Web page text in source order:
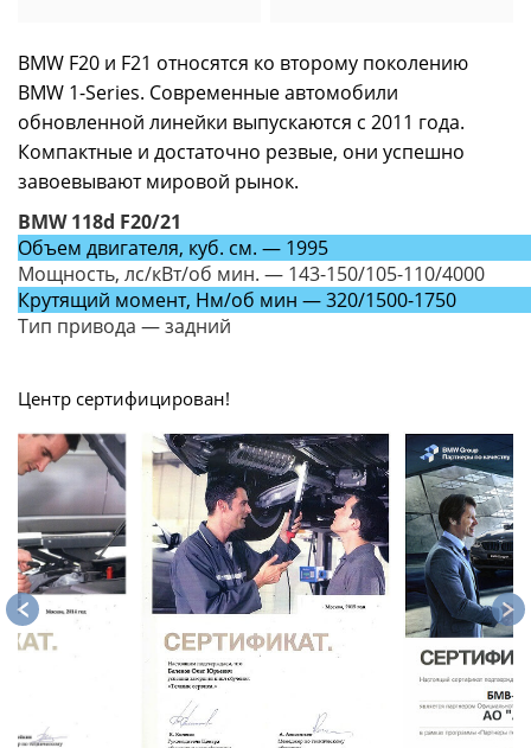
BMW F20 и F21 относятся ко второму поколению
BMW 1-Series. Современные автомобили
обновленной линейки выпускаются с 2011 года.
Компактные и достаточно резвые, они успешно
завоевывают мировой рынок.
BMW 118d F20/21
Объем двигателя, куб. см. — 1995
Мощность, лс/кВт/об мин. — 143-150/105-110/4000
Крутящий момент, Нм/об мин — 320/1500-1750
Тип привода — задний
Центр сертифицирован!